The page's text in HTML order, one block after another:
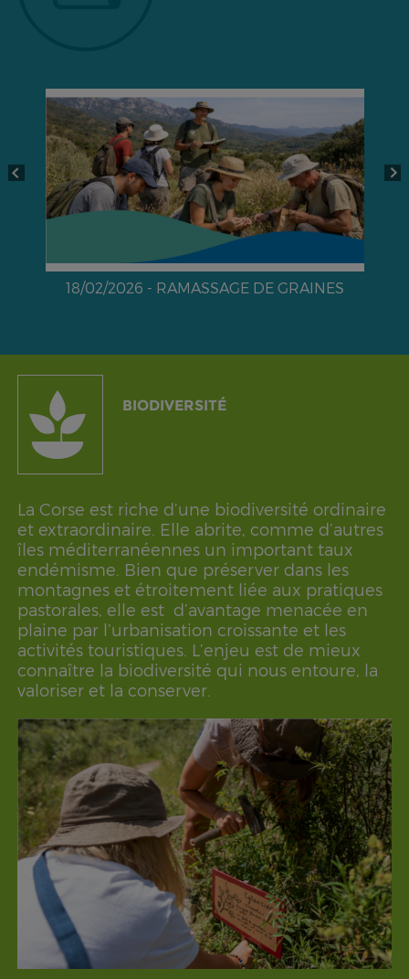
18/02/2026 - RAMASSAGE DE GRAINES
BIODIVERSITÉ
La Corse est riche d’une biodiversité ordinaire
et extraordinaire. Elle abrite, comme d’autres
îles méditerranéennes un important taux
endémisme. Bien que préserver dans les
montagnes et étroitement liée aux pratiques
pastorales, elle est d’avantage menacée en
plaine par l’urbanisation croissante et les
activités touristiques. L’enjeu est de mieux
connaître la biodiversité qui nous entoure, la
valoriser et la conserver.